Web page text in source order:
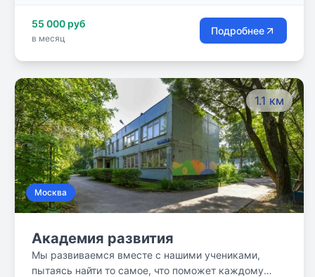
Департамента Образования г.Москвы за высокое
качество обучения в школе.
55 000 руб
в месяц
Подробнее
1.1 км
Москва
Академия развития
Мы развиваемся вместе с нашими учениками,
пытаясь найти то самое, что поможет каждому